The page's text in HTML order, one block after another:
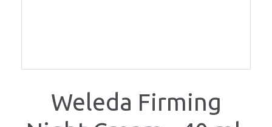
Weleda Firming